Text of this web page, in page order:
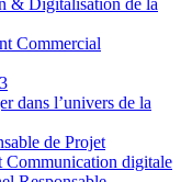
& Digitalisation de la
Commercial
dans l’univers de la
de Projet
Communication digitale